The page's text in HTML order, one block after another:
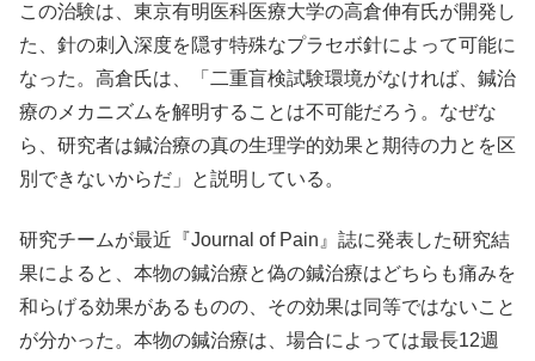
この治験は、東京有明医科医療大学の高倉伸有氏が開発し
た、針の刺入深度を隠す特殊なプラセボ針によって可能に
なった。高倉氏は、「二重盲検試験環境がなければ、鍼治
療のメカニズムを解明することは不可能だろう。なぜな
ら、研究者は鍼治療の真の生理学的効果と期待の力とを区
別できないからだ」と説明している。
研究チームが最近『Journal of Pain』誌に発表した研究結
果によると、本物の鍼治療と偽の鍼治療はどちらも痛みを
和らげる効果があるものの、その効果は同等ではないこと
が分かった。本物の鍼治療は、場合によっては最長12週